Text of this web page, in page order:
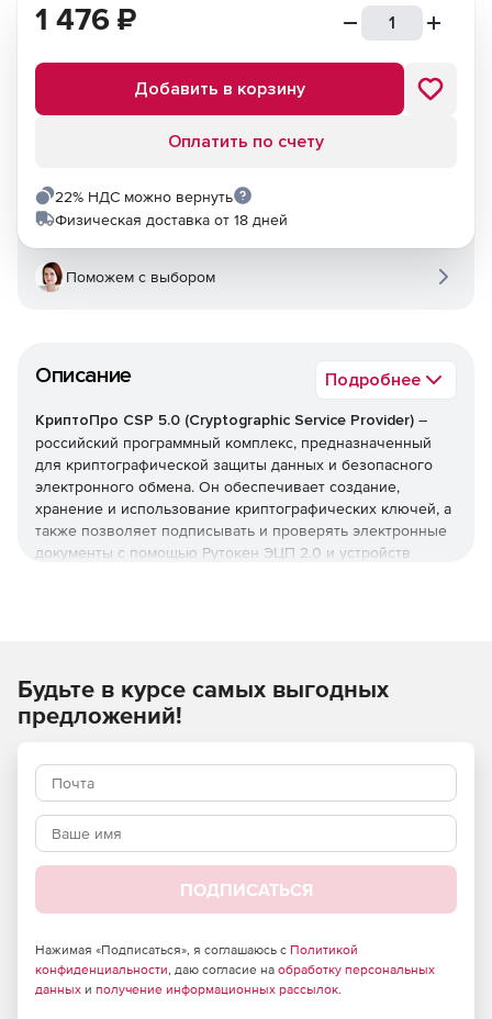
Описание Подробнее
КриптоПро CSP 5.0 (Cryptographic Service Provider) –
российский программный комплекс, предназначенный
для криптографической защиты данных и безопасного
электронного обмена. Он обеспечивает создание,
хранение и использование криптографических ключей, а
также позволяет подписывать и проверять электронные
документы с помощью Рутокен ЭЦП 2.0 и устройств
Назначение и функции
Главная задача КриптоПро CSP 5.0 – обеспечение
конфиденциальности, целостности и подлинности
информации, а также аутентификация пользователей и
серверов.
Функционал включает:
1 476 ₽
Добавить в корзину
Оплатить по счету
22% НДС можно вернуть
Физическая доставка от 18 дней
Поможем с выбором
Будьте в курсе самых выгодных
предложений!
ПОДПИСАТЬСЯ
Нажимая «Подписаться», я соглашаюсь с Политикой
конфиденциальности, даю согласие на обработку персональных
данных и получение информационных рассылок.